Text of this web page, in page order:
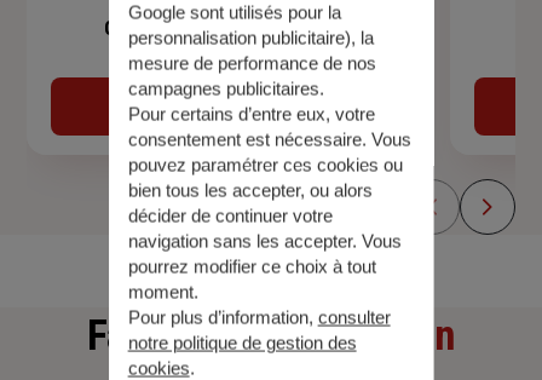
Garantie Accidents de la Vie
Découvrir
Faitesune simulation
Google sont utilisés pour la
personnalisation publicitaire), la
mesure de performance de nos
campagnes publicitaires.
Pour certains d’entre eux, votre
consentement est nécessaire. Vous
pouvez paramétrer ces cookies ou
bien tous les accepter, ou alors
décider de continuer votre
navigation sans les accepter. Vous
pourrez modifier ce choix à tout
moment.
Pour plus d’information, consulter
notre politique de gestion des
cookies.